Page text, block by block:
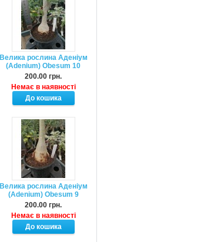
Велика рослина Аденіум
(Adenium) Obesum 10
200.00 грн.
Немає в наявності
Велика рослина Аденіум
(Adenium) Obesum 9
200.00 грн.
Немає в наявності